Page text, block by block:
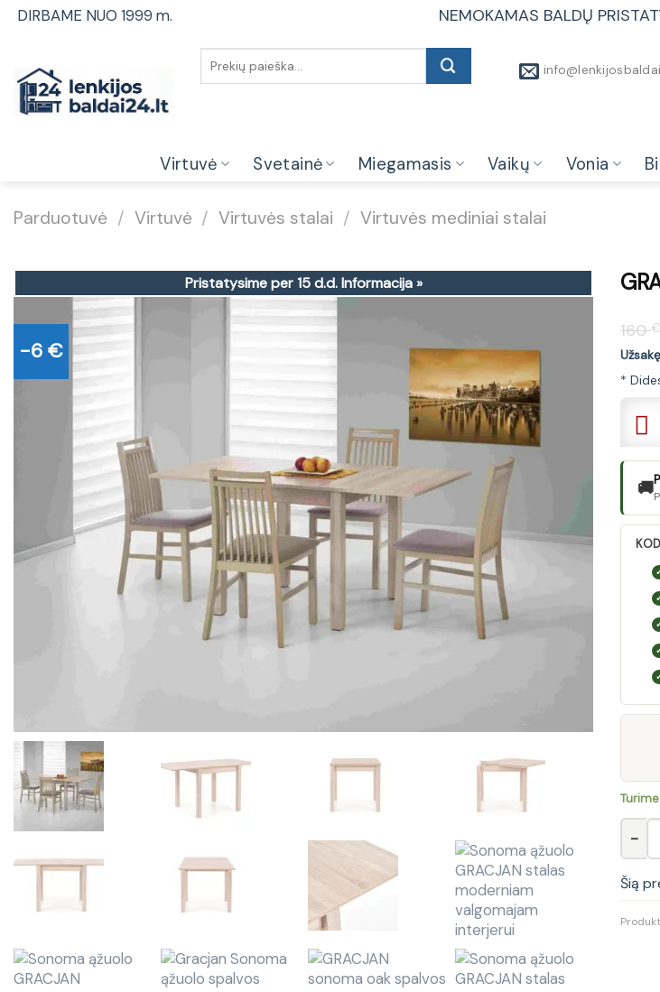
SkipDIRBAME NUO 1999 m. NEMOKAMAS BALDŲ
Virtuvė Svetainė Miegamasis Vaikų Vonia
Parduotuvė / Virtuvė / Virtuvės stalai / Virtuvės mediniai stalai
Pristatysime per 15 d.d.Informacija »
-6 €
160€
is:
*
🚚
Turime
Šią